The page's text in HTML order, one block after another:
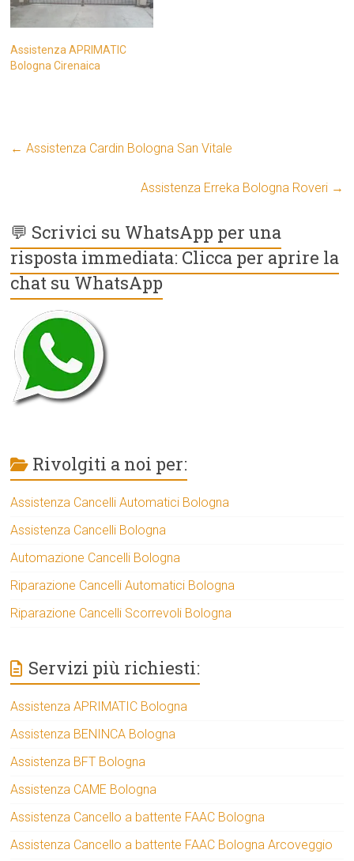
Assistenza APRIMATIC
Bologna Cirenaica
← Assistenza Cardin Bologna San Vitale
Assistenza Erreka Bologna Roveri →
💬 Scrivici su WhatsApp per una
risposta immediata: Clicca per aprire la
chat su WhatsApp
Rivolgiti a noi per:
Assistenza Cancelli Automatici Bologna
Assistenza Cancelli Bologna
Automazione Cancelli Bologna
Riparazione Cancelli Automatici Bologna
Riparazione Cancelli Scorrevoli Bologna
Servizi più richiesti:
Assistenza APRIMATIC Bologna
Assistenza BENINCA Bologna
Assistenza BFT Bologna
Assistenza CAME Bologna
Assistenza Cancello a battente FAAC Bologna
Assistenza Cancello a battente FAAC Bologna Arcoveggio